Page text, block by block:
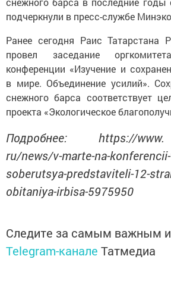
подчеркнули в пресс-службе
Ранее сегодня Раис Татарстана
провел заседание
конференции «Изучение и
в мире. Объединение усилий».
снежного барса соответствует
проекта «Экологическое
Подробнее: https://
ru/news/v-marte-na-
soberutsya-predstaviteli-12-
obitaniya-irbisa-5975950
Следите за самым важным
Telegram-канале Татмедиа